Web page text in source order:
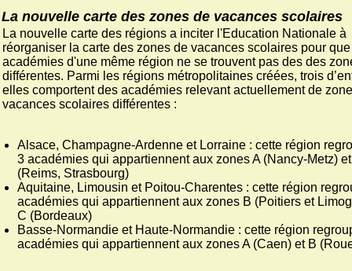
La nouvelle carte des zones de vacances scolaires
La nouvelle carte des régions a inciter l'Education Nationale à
réorganiser la carte des zones de vacances scolaires pour
académies d'une même région ne se trouvent pas des des
différentes. Parmi les régions métropolitaines créées, trois
elles comportent des académies relevant actuellement de
vacances scolaires différentes :
Alsace, Champagne-Ardenne et Lorraine : cette région
3 académies qui appartiennent aux zones A (Nancy-Metz)
(Reims, Strasbourg)
Aquitaine, Limousin et Poitou-Charentes : cette région
académies qui appartiennent aux zones B (Poitiers et
C (Bordeaux)
Basse-Normandie et Haute-Normandie : cette région
académies qui appartiennent aux zones A (Caen) et B